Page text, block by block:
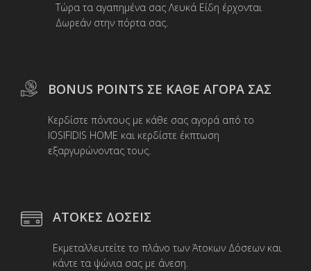
Τώρα τα αγαπημένα σας Λευκά Είδη έρχονται
Δωρεάν στην πόρτα σας.
BONUS POINTS ΣΕ ΚΑΘΕ ΑΓΟΡΑ ΣΑΣ
Κερδίστε πόντους με κάθε σας αγορά από το
IOSIFIDIS HOME και κερδίστε έκπτωση
εξαργυρώνοντας τους.
ΑΤΟΚΕΣ ΔΟΣΕΙΣ
Εκμεταλλευτείτε το πλάνο των Άτοκων Δόσεων και
κάντε τα ψώνια σας με άνεση.